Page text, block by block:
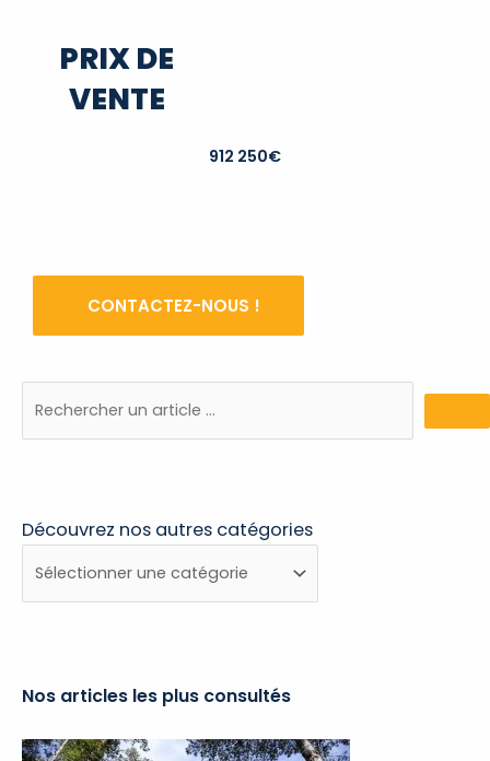
PRIX DE
VENTE
912 250€
CONTACTEZ-NOUS !
Découvrez nos autres catégories
Nos articles les plus consultés